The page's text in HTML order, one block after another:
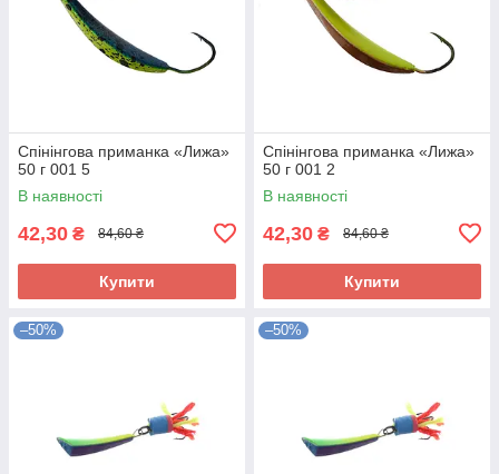
Спінінгова приманка «Лижа»
50 г 001 5
В наявності
42,30 ₴ 84,60 ₴
Купити
Спінінгова приманка «Лижа»
50 г 001 2
В наявності
42,30 ₴ 84,60 ₴
Купити
–50% –50%